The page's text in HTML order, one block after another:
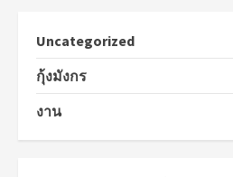
Uncategorized
กุ้งมังกร
งาน